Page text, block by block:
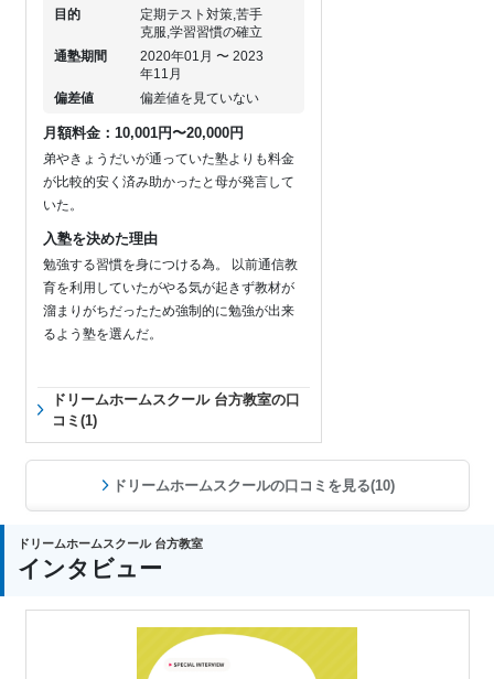
目的
定期テスト対策,苦手
克服,学習習慣の確立
通塾期間
2020年01月 〜 2023
年11月
偏差値
偏差値を見ていない
月額料金：10,001円〜20,000円
弟やきょうだいが通っていた塾よりも料金
が比較的安く済み助かったと母が発言して
いた。
入塾を決めた理由
勉強する習慣を身につける為。 以前通信教
育を利用していたがやる気が起きず教材が
溜まりがちだったため強制的に勉強が出来
るよう塾を選んだ。
ドリームホームスクール 台方教室の口
コミ(1)
ドリームホームスクールの口コミを見る(10)
ドリームホームスクール 台方教室
インタビュー